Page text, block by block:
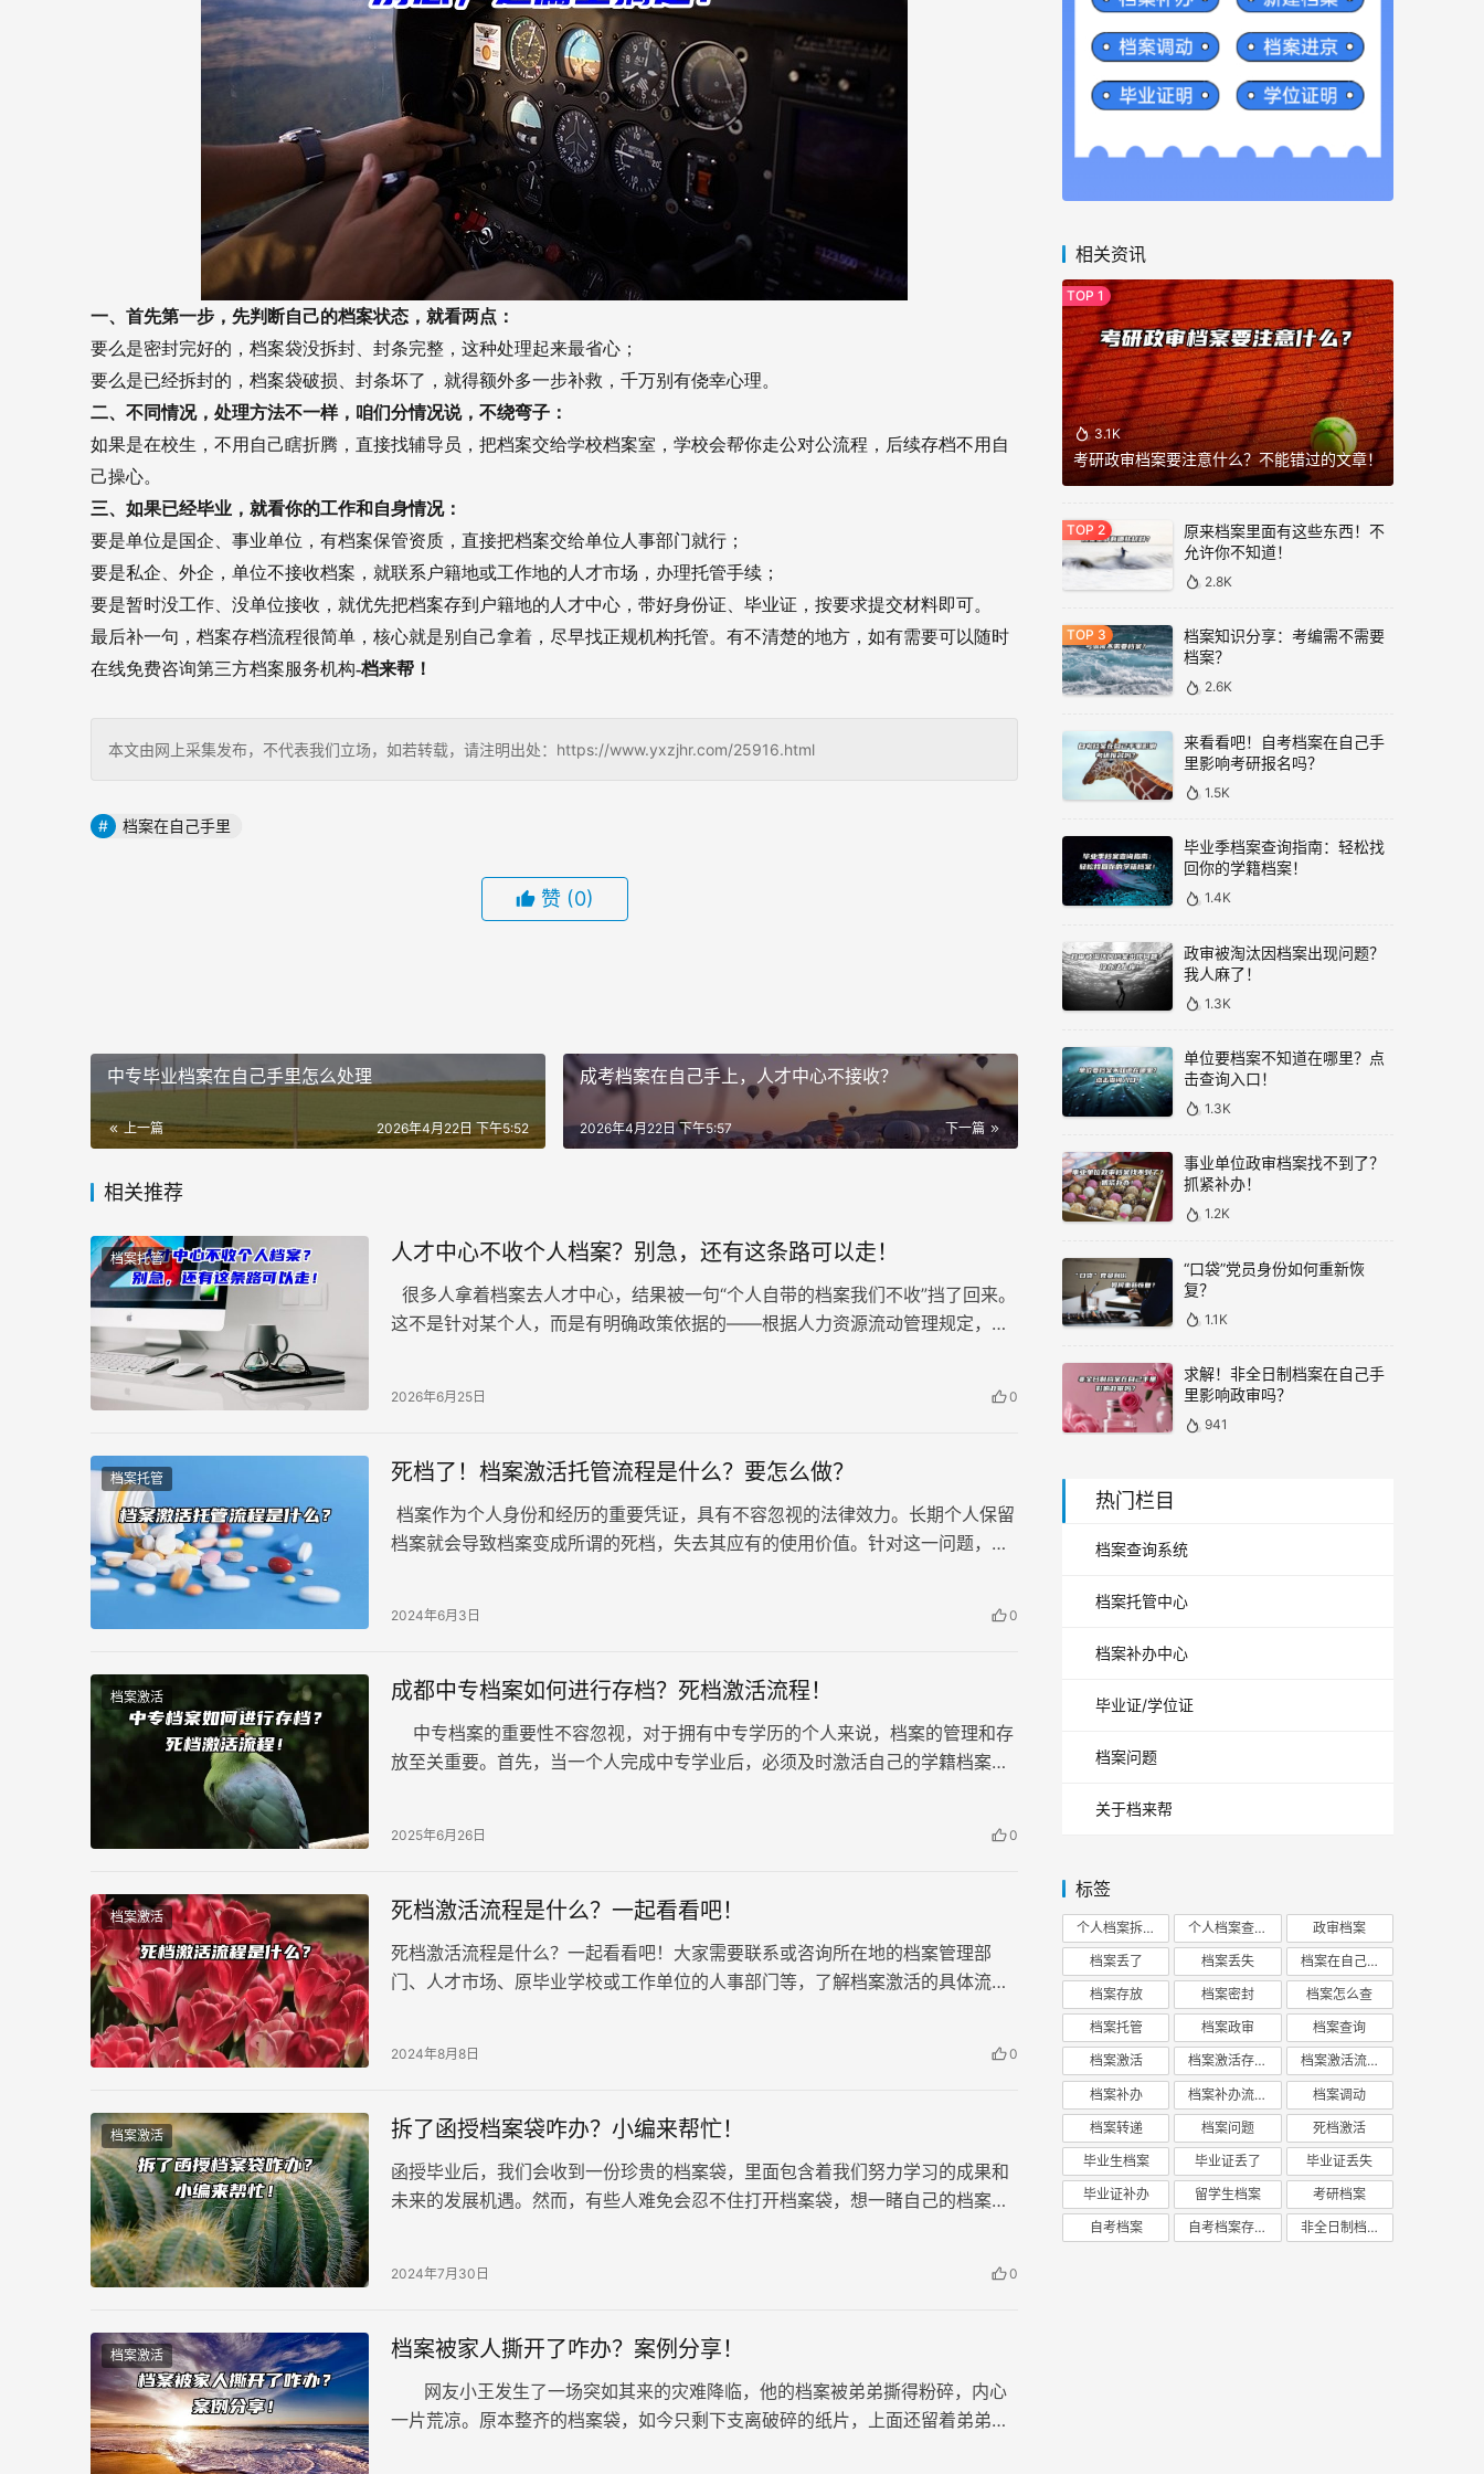
一、首先第一步，先判断自己的档案状态，就看两点：
要么是密封完好的，档案袋没拆封、封条完整，这种处理起来最省心；
要么是已经拆封的，档案袋破损、封条坏了，就得额外多一步补救，千万别有侥幸心理。
二、不同情况，处理方法不一样，咱们分情况说，不绕弯子：
如果是在校生，不用自己瞎折腾，直接找辅导员，把档案交给学校档案室，学校会帮你走公对公流程，后续存档不用自
己操心。
三、如果已经毕业，就看你的工作和自身情况：
要是单位是国企、事业单位，有档案保管资质，直接把档案交给单位人事部门就行；
要是私企、外企，单位不接收档案，就联系户籍地或工作地的人才市场，办理托管手续；
要是暂时没工作、没单位接收，就优先把档案存到户籍地的人才中心，带好身份证、毕业证，按要求提交材料即可。
最后补一句，档案存档流程很简单，核心就是别自己拿着，尽早找正规机构托管。有不清楚的地方，如有需要可以随时
在线免费咨询第三方档案服务机构-档来帮！
本文由网上采集发布，不代表我们立场，如若转载，请注明出处：https://www.yxzjhr.com/25916.html
档案在自己手里
赞 (0)
中专毕业档案在自己手里怎么处理
上一篇 2026年4月22日 下午5:52
成考档案在自己手上，人才中心不接收？
下一篇
2026年4月22日 下午5:57
相关推荐
档案托管 人才中心不收个人档案？别急，还有这条路可以走！
很多人拿着档案去人才中心，结果被一句“个人自带的档案我们不收”挡了回来。
这不是针对某个人，而是有明确政策依据的——根据人力资源流动管理规定，档
2026年6月25日 0
档案托管 死档了！档案激活托管流程是什么？要怎么做？
档案作为个人身份和经历的重要凭证，具有不容忽视的法律效力。长期个人保留
档案就会导致档案变成所谓的死档，失去其应有的使用价值。针对这一问题，不
2024年6月3日 0
档案激活 成都中专档案如何进行存档？死档激活流程！
中专档案的重要性不容忽视，对于拥有中专学历的个人来说，档案的管理和存
放至关重要。首先，当一个人完成中专学业后，必须及时激活自己的学籍档案。
2025年6月26日 0
档案激活 死档激活流程是什么？一起看看吧！
死档激活流程是什么？一起看看吧！大家需要联系或咨询所在地的档案管理部
门、人才市场、原毕业学校或工作单位的人事部门等，了解档案激活的具体流
2024年8月8日 0
档案激活 拆了函授档案袋咋办？小编来帮忙！
函授毕业后，我们会收到一份珍贵的档案袋，里面包含着我们努力学习的成果和
未来的发展机遇。然而，有些人难免会忍不住打开档案袋，想一睹自己的档案内
2024年7月30日 0
档案激活 档案被家人撕开了咋办？案例分享！
网友小王发生了一场突如其来的灾难降临，他的档案被弟弟撕得粉碎，内心
一片荒凉。原本整齐的档案袋，如今只剩下支离破碎的纸片，上面还留着弟弟的
相关资讯
3.1K
考研政审档案要注意什么？不能错过的文章！
原来档案里面有这些东西！不
允许你不知道！
2.8K
档案知识分享：考编需不需要
档案？
2.6K
来看看吧！自考档案在自己手
里影响考研报名吗？
1.5K
毕业季档案查询指南：轻松找
回你的学籍档案！
1.4K
政审被淘汰因档案出现问题？
我人麻了！
1.3K
单位要档案不知道在哪里？点
击查询入口！
1.3K
事业单位政审档案找不到了？
抓紧补办！
1.2K
“口袋”党员身份如何重新恢
复？
1.1K
求解！非全日制档案在自己手
里影响政审吗？
941
热门栏目
档案查询系统
档案托管中心
档案补办中心
毕业证/学位证
档案问题
关于档来帮
标签
个人档案拆开 个人档案查询 政审档案
档案丢了 档案丢失 档案在自己手里
档案存放 档案密封 档案怎么查
档案托管 档案政审 档案查询
档案激活 档案激活存放 档案激活流程
档案补办 档案补办流程 档案调动
档案转递 档案问题 死档激活
毕业生档案 毕业证丢了 毕业证丢失
毕业证补办 留学生档案 考研档案
自考档案 自考档案存放 非全日制档案